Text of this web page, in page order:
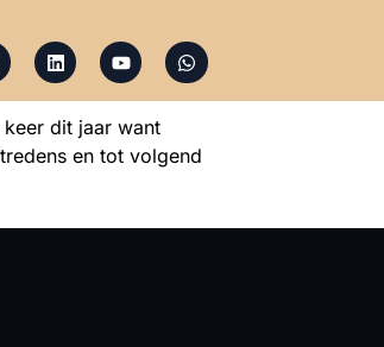
dit jaar want
en tot volgend